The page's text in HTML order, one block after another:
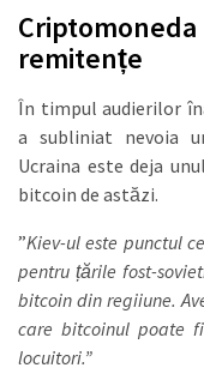
remitențe
În timpul audierilor
a subliniat nevoia
Ucraina este deja
bitcoin de astăzi.
”Kiev-ul este punctul
pentru țările fost-
bitcoin din regiiune.
care bitcoinul poate
locuitori.”